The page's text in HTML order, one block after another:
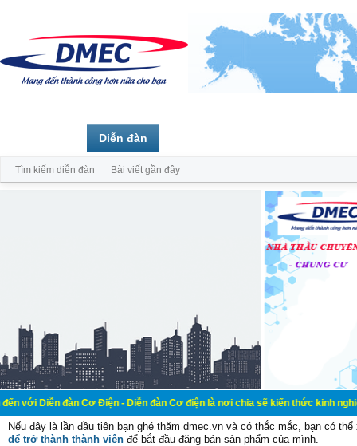
đàn Cơ Điện - Diễn đàn Cơ điện là nơi chia sẽ kiến thức kinh nghiệm
Nếu đây là lần đầu tiên bạn ghé thăm dmec.vn và có thắc mắc, bạn có
để trở thành thành viên để bắt đầu đăng bán sản phẩm của mình.
Diễn đàn
Tìm kiếm diễn đàn Bài viết gần đây